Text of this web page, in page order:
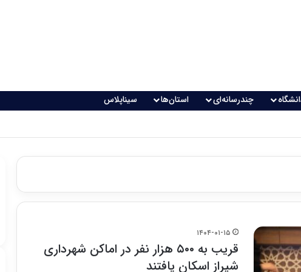
چندرسانه‌ای استان‌ها سیناپلاس
واقعی می‌شود؟
۱۴۰۴-۰۱-۱۵
قریب به ۵۰۰ هزار نفر در اماکن شهرداری
شیراز اسکان یافتند